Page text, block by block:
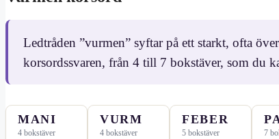
Ledtråden ”vurmen” syftar på ett starkt, ofta
korsordssvaren, från 4 till 7 bokstäver, som du
MANI
4 bokstäver
VURM
4 bokstäver
FEBER
5 bokstäver 7